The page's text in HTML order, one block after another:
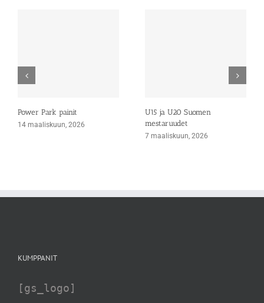
Power Park painit
14 maaliskuun, 2026
U15 ja U20 Suomen
mestaruudet
7 maaliskuun, 2026
KUMPPANIT
[gs_logo]